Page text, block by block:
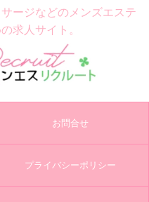
ージなどの メンズエステ
求人サイト。
お問合せ
プライバシーポリシー